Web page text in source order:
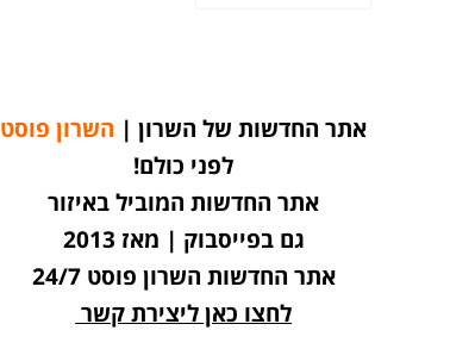
אתר החדשות של השרון | השרון פוסט
לפני כולם!
אתר החדשות המוביל באיזור
גם בפייסבוק | מאז 2013
אתר החדשות השרון פוסט 24/7
לחצו כאן ליצירת קשר